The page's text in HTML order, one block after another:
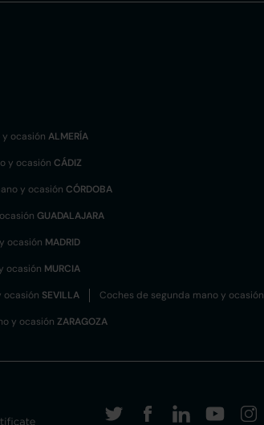
ocasión ALMERÍA
y ocasión CÁDIZ
y ocasión CÓRDOBA
GUADALAJARA
ocasión MADRID
ocasión MURCIA
ocasión SEVILLA Coches de segunda mano y ocasión
y ocasión ZARAGOZA